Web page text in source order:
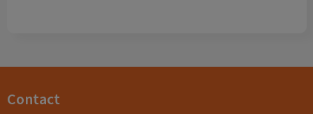
Contact